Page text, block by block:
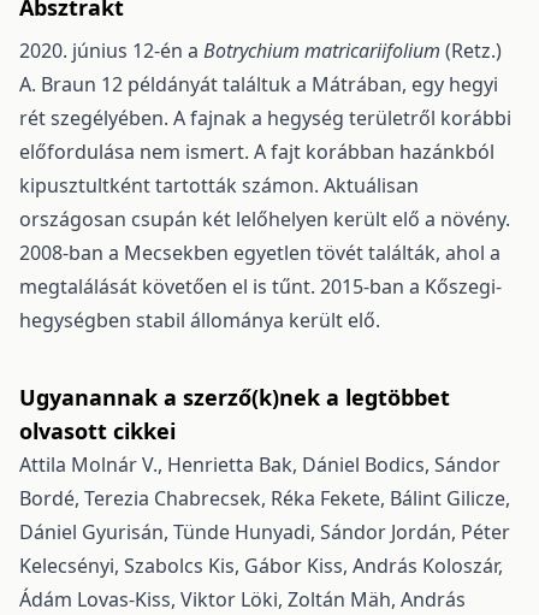
Absztrakt
2020. június 12-én a Botrychium matricariifolium (Retz.)
A. Braun 12 példányát talál­tuk a Mátrában, egy hegyi
rét szegélyében. A fajnak a hegység területről korábbi
előfordulása nem ismert. A fajt korábban hazánkból
kipusztultként tartották számon. Aktuálisan
országosan csupán két lelőhelyen került elő a növény.
2008-ban a Mecsekben egyetlen tövét találták, ahol a
megtalálását köve­tően el is tűnt. 2015-ban a Kőszegi-
hegységben stabil állománya került elő.
Ugyanannak a szerző(k)nek a legtöbbet
olvasott cikkei
Attila Molnár V., Henrietta Bak, Dániel Bodics, Sándor
Bordé, Terezia Chabrecsek, Réka Fekete, Bálint Gilicze,
Dániel Gyurisán, Tünde Hunyadi, Sándor Jordán, Péter
Kelecsényi, Szabolcs Kis, Gábor Kiss, András Koloszár,
Ádám Lovas-Kiss, Viktor Löki, Zoltán Mäh, András